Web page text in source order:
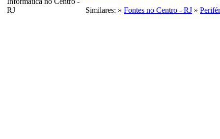
Similares: » Fontes no Centro - RJ »